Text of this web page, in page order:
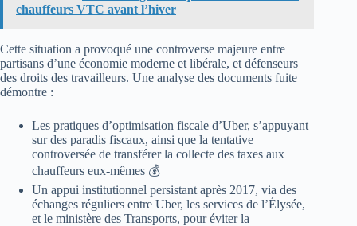
chauffeurs VTC avant l’hiver
Cette situation a provoqué une controverse majeure entre
partisans d’une économie moderne et libérale, et défenseurs
des droits des travailleurs. Une analyse des documents fuite
démontre :
Les pratiques d’optimisation fiscale d’Uber, s’appuyant
sur des paradis fiscaux, ainsi que la tentative
controversée de transférer la collecte des taxes aux
chauffeurs eux-mêmes 💰
Un appui institutionnel persistant après 2017, via des
échanges réguliers entre Uber, les services de l’Élysée,
et le ministère des Transports, pour éviter la